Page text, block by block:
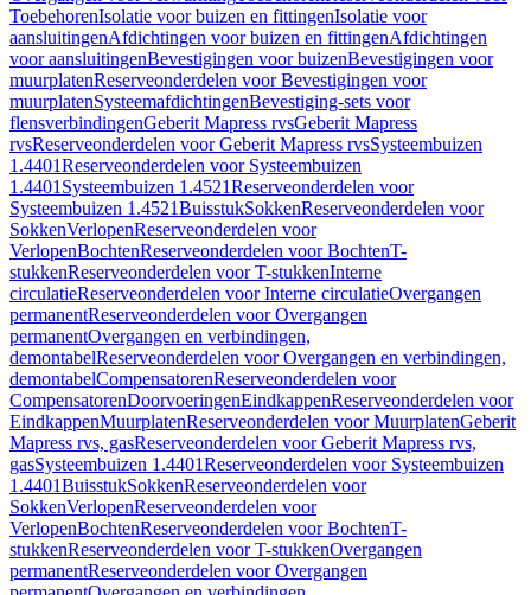
ToebehorenIsolatie voor buizen en fittingenIsolatie voor
aansluitingenAfdichtingen voor buizen en fittingenAfdichtingen
voor aansluitingenBevestigingen voor buizenBevestigingen voor
muurplatenReserveonderdelen voor Bevestigingen voor
muurplatenSysteemafdichtingenBevestiging-sets voor
flensverbindingenGeberit Mapress rvsGeberit Mapress
rvsReserveonderdelen voor Geberit Mapress rvsSysteembuizen
1.4401Reserveonderdelen voor Systeembuizen
1.4401 Systeembuizen 1.4521Reserveonderdelen voor
Systeembuizen 1.4521BuisstukSokkenReserveonderdelen voor
SokkenVerlopenReserveonderdelen voor
VerlopenBochtenReserveonderdelen voor BochtenT-
stukkenReserveonderdelen voor T-stukkenInterne
circulatieReserveonderdelen voor Interne circulatieOvergangen
permanentReserveonderdelen voor Overgangen
permanentOvergangen en verbindingen,
demontabelReserveonderdelen voor Overgangen en verbindingen,
demontabelCompensatorenReserveonderdelen voor
CompensatorenDoorvoeringenEindkappenReserveonderdelen voor
EindkappenMuurplatenReserveonderdelen voor MuurplatenGeberit
Mapress rvs, gasReserveonderdelen voor Geberit Mapress rvs,
gasSysteembuizen 1.4401Reserveonderdelen voor Systeembuizen
1.4401BuisstukSokkenReserveonderdelen voor
SokkenVerlopenReserveonderdelen voor
VerlopenBochtenReserveonderdelen voor BochtenT-
stukkenReserveonderdelen voor T-stukkenOvergangen
permanentReserveonderdelen voor Overgangen